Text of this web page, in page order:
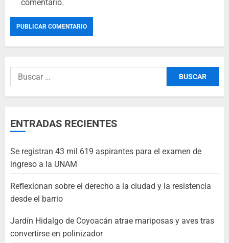
comentario.
ENTRADAS RECIENTES
Se registran 43 mil 619 aspirantes para el examen de
ingreso a la UNAM
Reflexionan sobre el derecho a la ciudad y la resistencia
desde el barrio
Jardín Hidalgo de Coyoacán atrae mariposas y aves tras
convertirse en polinizador